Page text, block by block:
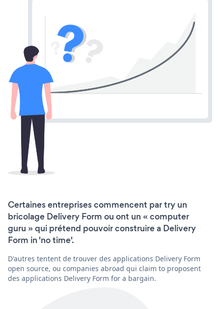
Certaines entreprises commencent par try un
bricolage Delivery Form ou ont un « computer
guru » qui prétend pouvoir construire a Delivery
Form in 'no time'.
D'autres tentent de trouver des applications Delivery Form
open source, ou companies abroad qui claim to proposent
des applications Delivery Form for a bargain.